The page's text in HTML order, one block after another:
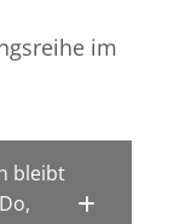
im
bleibt